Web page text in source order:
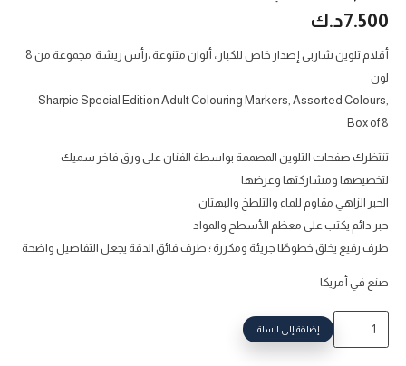
7.500د.ك
أقلام تلوين شاربي إصدار خاص للكبار ، ألوان متنوعة ،رأس ريشة مجموعة من 8
لون
Sharpie Special Edition Adult Colouring Markers, Assorted Colours,
Box of 8
تنتظرك صفحات التلوين المصممة بواسطة الفنان على ورق فاخر سميك
لتخصيصها ومشاركتها وعرضها
الحبر الزاهي مقاوم للماء والتلطخ والبهتان
حبر دائم يكتب على معظم الأسطح والمواد
طرف رفيع يخلق خطوطًا جريئة ومكررة ؛ طرف فائق الدقة يجعل التفاصيل واضحة
صنع في أمريكا
كمية
أقلام
إضافة إلى السلة